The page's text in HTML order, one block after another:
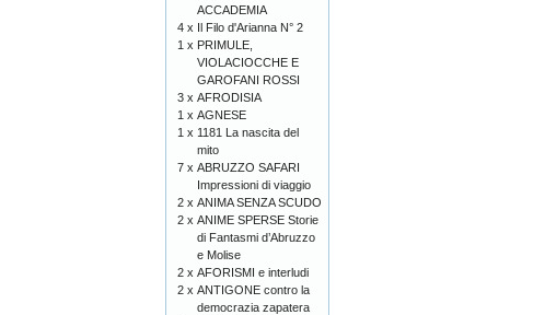
ACCADEMIA
4 x Il Filo d'Arianna N° 2
1 x PRIMULE,
VIOLACIOCCHE E
GAROFANI ROSSI
3 x AFRODISIA
1 x AGNESE
1 x 1181 La nascita del
mito
7 x ABRUZZO SAFARI
Impressioni di viaggio
2 x ANIMA SENZA SCUDO
2 x ANIME SPERSE Storie
di Fantasmi d’Abruzzo
e Molise
2 x AFORISMI e interludi
2 x ANTIGONE contro la
democrazia zapatera